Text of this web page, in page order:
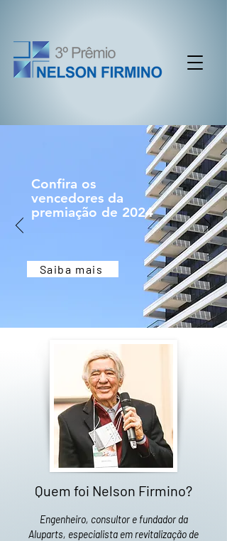
Confira os
vencedores da
premiação de 2024
Saiba mais
Quem foi Nelson Firmino?
Engenheiro, consultor e fundador da
Aluparts, especialista em revitalização de